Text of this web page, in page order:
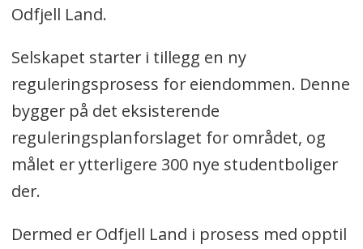
Odfjell Land.
Selskapet starter i tillegg en ny
reguleringsprosess for eiendommen. Denne
bygger på det eksisterende
reguleringsplanforslaget for området, og
målet er ytterligere 300 nye studentboliger
der.
Dermed er Odfjell Land i prosess med opptil